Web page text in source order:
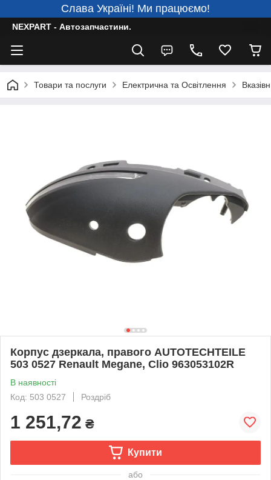
Слава Україні! Ми працюємо!
NEXPART - Автозапчастини.
Товари та послуги Електрична та Освітлення
Корпус дзеркала, правого AUTOTECHTEILE
503 0527 Renault Megane, Clio 963053102R
В наявності
Код: 503 0527
Роздріб
1 251,72 ₴
Купити
або